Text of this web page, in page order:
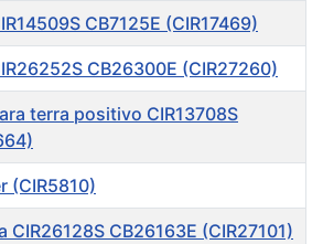
CB7125E (CIR17469)
CB26300E (CIR27260)
terra positivo CIR13708S
(CIR5810)
CIR26128S CB26163E (CIR27101)